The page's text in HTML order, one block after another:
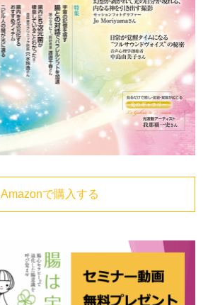
Amazonで購入する